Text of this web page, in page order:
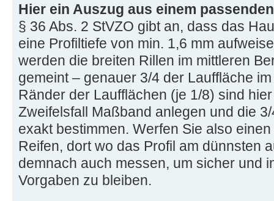
Hier ein Auszug aus einem
§ 36 Abs. 2 StVZO gibt an, dass das
eine Profiltiefe von min. 1,6 mm
werden die breiten Rillen im mittleren
gemeint – genauer 3/4 der Lauffläche
Ränder der Laufflächen (je 1/8) sind
Zweifelsfall Maßband anlegen und die
exakt bestimmen. Werfen Sie also
Reifen, dort wo das Profil am dünnsten
demnach auch messen, um sicher und
Vorgaben zu bleiben.